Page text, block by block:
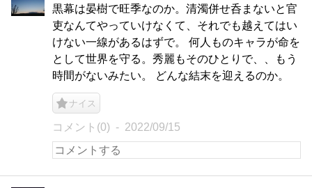
黒幕は晏樹で旺季なのか。清濁併せ呑まないと官
吏なんてやっていけなくて、それでも越えてはい
けない一線があるはずで。 何人ものキャラが命を
として世界を守る。秀麗もそのひとりで、、もう
時間がないみたい。 どんな結末を迎えるのか。
ナイス
コメント(0) 2022/09/15